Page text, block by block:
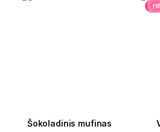
Šokoladinis mufinas